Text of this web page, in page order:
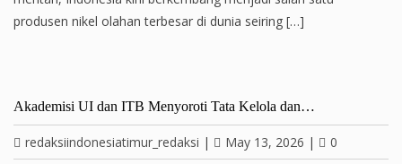
produsen nikel olahan terbesar di dunia seiring […]
Akademisi UI dan ITB Menyoroti Tata Kelola dan…
redaksiindonesiatimur_redaksi | May 13, 2026 | 0